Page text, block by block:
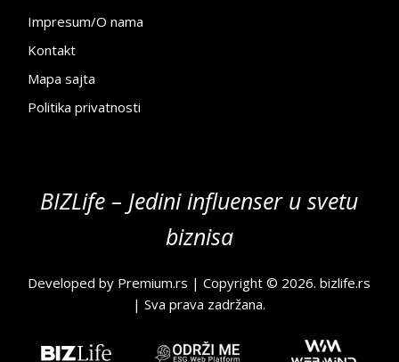
Impresum/O nama
Kontakt
Mapa sajta
Politika privatnosti
BIZLife – Jedini influenser u svetu
biznisa
Developed by Premium.rs | Copyright © 2026.bizlife.rs
| Sva prava zadržana.